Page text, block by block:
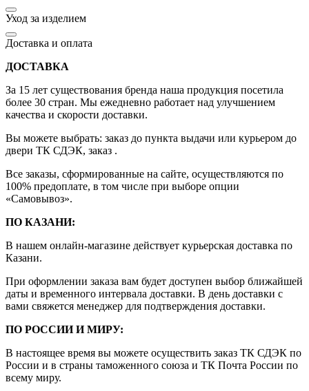
Уход за изделием
Доставка и оплата
ДОСТАВКА
За 15 лет существования бренда наша продукция посетила
более 30 стран. Мы ежедневно работает над улучшением
качества и скорости доставки.
Вы можете выбрать: заказ до пункта выдачи или курьером до
двери ТК СДЭК, заказ .
Все заказы, сформированные на сайте, осуществляются по
100% предоплате, в том числе при выборе опции
«Самовывоз».
ПО КАЗАНИ:
В нашем онлайн-магазине действует курьерская доставка по
Казани.
При оформлении заказа вам будет доступен выбор ближайшей
даты и временного интервала доставки. В день доставки с
вами свяжется менеджер для подтверждения доставки.
ПО РОССИИ И МИРУ:
В настоящее время вы можете осуществить заказ ТК СДЭК по
России и в страны таможенного союза и ТК Почта России по
всему миру.